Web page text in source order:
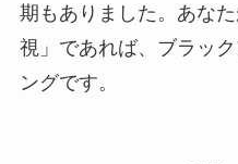
期もありました。あな
視」であれば、ブラッ
ングです。